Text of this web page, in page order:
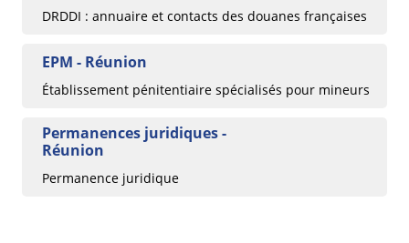
DRDDI : annuaire et contacts des douanes françaises
EPM - Réunion
Établissement pénitentiaire spécialisés pour mineurs
Permanences juridiques -
Réunion
Permanence juridique